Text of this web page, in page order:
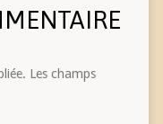
Les champs